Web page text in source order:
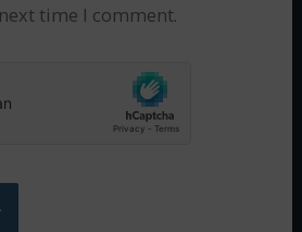
time I comment.